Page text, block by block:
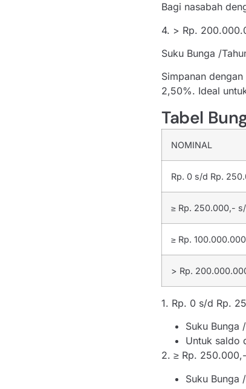
Bagi nasabah
4. > Rp.
Suku Bunga /
Simpanan
2,50%. Ideal
Tabel
NOMINAL
Rp. 0 s/d Rp.
≥ Rp. 250.000,-
≥ Rp.
> Rp.
1. Rp. 0 s/d Rp.
Suku Bunga
Untuk saldo
2. ≥ Rp.
Suku Bunga